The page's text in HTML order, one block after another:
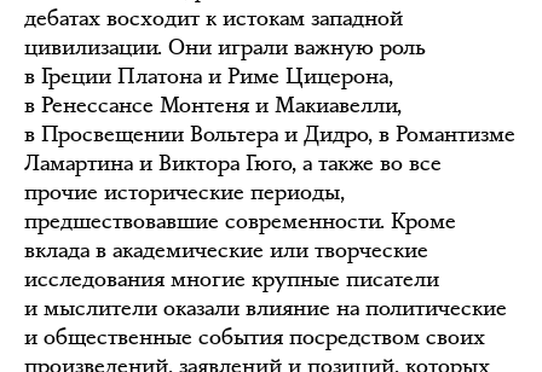
дебатах восходит к истокам западной
цивилизации. Они играли важную роль
в Греции Платона и Риме Цицерона,
в Ренессансе Монтеня и Макиавелли,
в Просвещении Вольтера и Дидро, в Романтизме
Ламартина и Виктора Гюго, а также во все
прочие исторические периоды,
предшествовавшие современности. Кроме
вклада в академические или творческие
исследования многие крупные писатели
и мыслители оказали влияние на политические
и общественные события посредством своих
произведений, заявлений и позиций, которых